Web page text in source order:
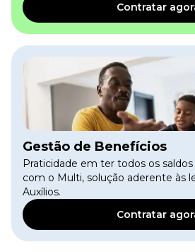
Contratar
Gestão de Benefícios
Praticidade em ter todos os
com o Multi, solução aderente às
Auxílios.
Contratar